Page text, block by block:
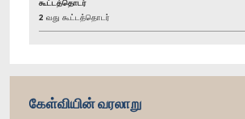
கூட்டத்தொடர்
2 வது கூட்டத்தொடர்
கேள்வியின் வரலாறு